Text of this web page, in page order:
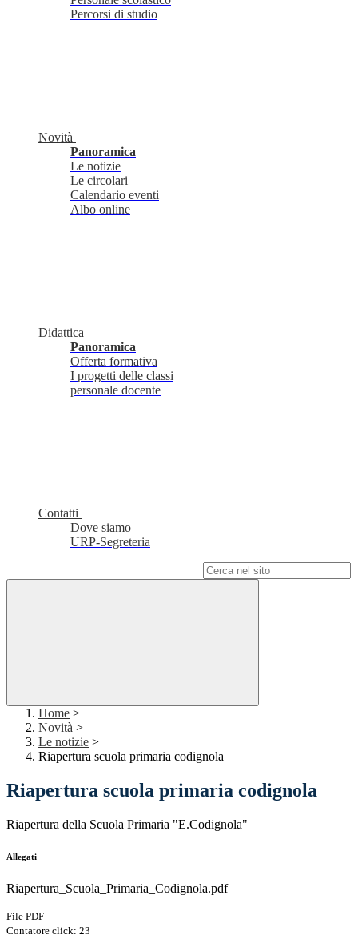
Percorsi di studio
Novità
Panoramica
Le notizie
Le circolari
Calendario eventi
Albo online
Didattica
Panoramica
Offerta formativa
I progetti delle classi
personale docente
Contatti
Dove siamo
URP-Segreteria
Home >
Novità >
Le notizie >
Riapertura scuola primaria codignola
Riapertura scuola primaria codignola
Riapertura della Scuola Primaria "E.Codignola"
Allegati
Riapertura_Scuola_Primaria_Codignola.pdf
File PDF
Contatore click: 23